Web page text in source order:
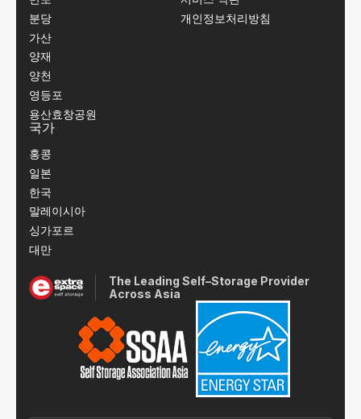
분당
가산
양재
양천
영등포
용산효창공원
개인정보처리방침
국가
홍콩
일본
한국
말레이시아
싱가포르
대만
The Leading Self–Storage Provider
Across Asia